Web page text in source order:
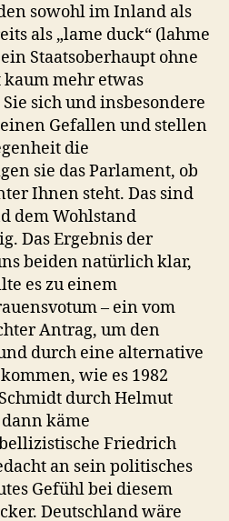
sowohl im Inland als
als „lame duck“ (lahme
Staatsoberhaupt ohne
mehr etwas
sich und insbesondere
Gefallen und stellen
die
sie das Parlament, ob
Ihnen steht. Das sind
dem Wohlstand
Das Ergebnis der
beiden natürlich klar,
es zu einem
– ein vom
Antrag, um den
durch eine alternative
wie es 1982
durch Helmut
käme
Friedrich
an sein politisches
Gefühl bei diesem
Deutschland wäre